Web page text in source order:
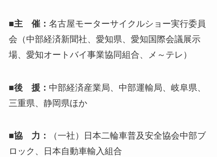
■主 催： 名古屋モーターサイクルショー実行委員
会（中部経済新聞社、愛知県、愛知国際会議展示
場、愛知オートバイ事業協同組合、メ～テレ）
■後 援： 中部経済産業局、中部運輸局、岐阜県、
三重県、静岡県ほか
■協 力：
（一社）日本二輪車普及安全協会中部ブ
ロック、日本自動車輸入組合